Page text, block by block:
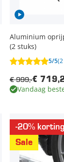
Aluminium
(2 stuks)
5/5
€
€ 999,-
Vandaag
-20% korting
Sale